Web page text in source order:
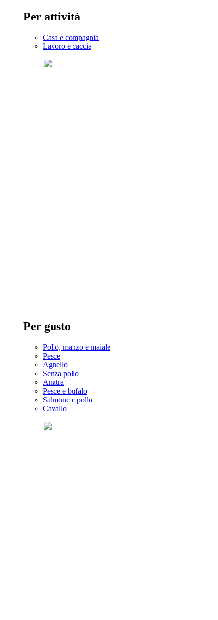
Per attività
Casa e compagnia
Lavoro e caccia
Per gusto
Pollo, manzo e maiale
Pesce
Agnello
Senza pollo
Anatra
Pesce e bufalo
Salmone e pollo
Cavallo